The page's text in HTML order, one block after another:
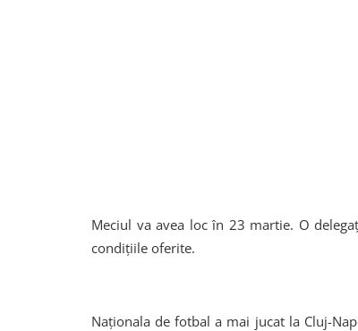
Meciul va avea loc în 23 martie. O
condițiile oferite.
Naționala de fotbal a mai jucat la Cluj-